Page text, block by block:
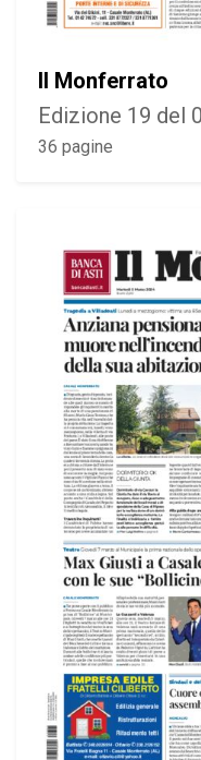
Il Monferrato
Edizione 19 del
36 pagine